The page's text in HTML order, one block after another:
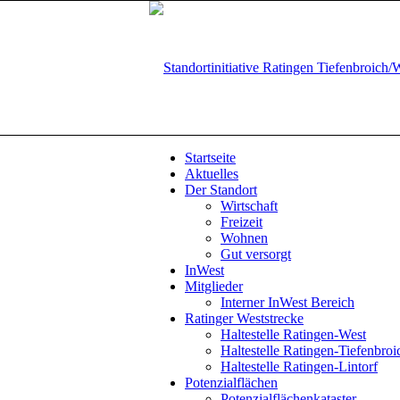
Startseite
Aktuelles
Der Standort
Wirtschaft
Freizeit
Wohnen
Gut versorgt
InWest
Mitglieder
Interner InWest Bereich
Ratinger Weststrecke
Haltestelle Ratingen-West
Haltestelle Ratingen-
Haltestelle Ratingen-Lintorf
Potenzialflächen